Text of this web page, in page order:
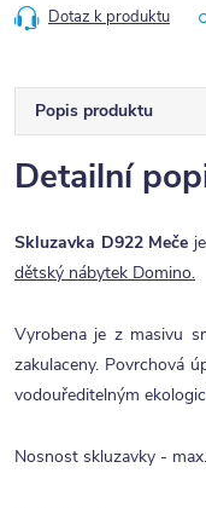
Dotaz k produktu
Popis produktu
Detailní
Skluzavka D922 Meče
dětský nábytek Domino.
Vyrobena je z masivu
zakulaceny. Povrchová
vodouředitelným
Nosnost skluzavky -